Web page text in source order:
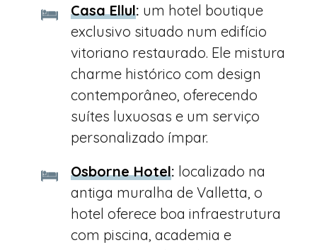
Casa Ellul: um hotel boutique
exclusivo situado num edifício
vitoriano restaurado. Ele mistura
charme histórico com design
contemporâneo, oferecendo
suítes luxuosas e um serviço
personalizado ímpar.
Osborne Hotel: localizado na
antiga muralha de Valletta, o
hotel oferece boa infraestrutura
com piscina, academia e